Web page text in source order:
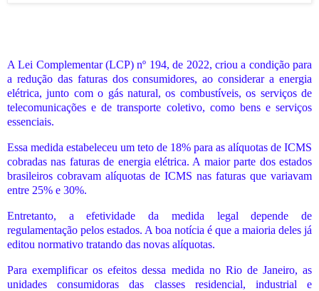
A Lei Complementar (LCP) nº 194, de 2022, criou a condição para
a redução das faturas dos consumidores, ao considerar a energia
elétrica, junto com o gás natural, os combustíveis, os serviços de
telecomunicações e de transporte coletivo, como bens e serviços
essenciais.
Essa medida estabeleceu um teto de 18% para as alíquotas de ICMS
cobradas nas faturas de energia elétrica. A maior parte dos estados
brasileiros cobravam alíquotas de ICMS nas faturas que variavam
entre 25% e 30%.
Entretanto, a efetividade da medida legal depende de
regulamentação pelos estados. A boa notícia é que a maioria deles já
editou normativo tratando das novas alíquotas.
Para exemplificar os efeitos dessa medida no Rio de Janeiro, as
unidades consumidoras das classes residencial, industrial e